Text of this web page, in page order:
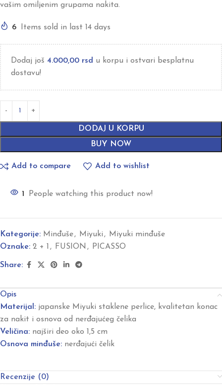
vašim omiljenim grupama nakita.
6 Items sold in last 14 days
Dodaj još 4.000,00 rsd u korpu i ostvari besplatnu
dostavu!
DODAJ U KORPU
BUY NOW
Add to compare Add to wishlist
1 People watching this product now!
Kategorije: Minđuše, Miyuki , Miyuki minđuše
Oznake: 2 + 1 , FUSION , PICASSO
Share:
Opis
Materijal: japanske Miyuki staklene perlice, kvalitetan konac
za nakit i osnova od nerđajućeg čelika
Veličina: najširi deo oko 1,5 cm
Osnova minđuše: nerđajući čelik
Recenzije (0)